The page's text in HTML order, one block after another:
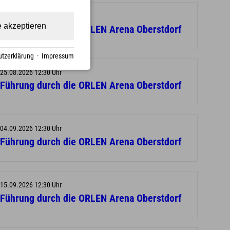
Führung durch die ORLEN Arena Oberstdorf
25.08.2026 12:30 Uhr
Führung durch die ORLEN Arena Oberstdorf
04.09.2026 12:30 Uhr
Führung durch die ORLEN Arena Oberstdorf
15.09.2026 12:30 Uhr
Führung durch die ORLEN Arena Oberstdorf
akzeptieren
· Impressum